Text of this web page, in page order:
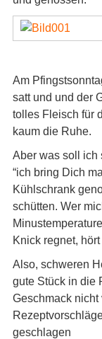
Am
satt und und der
tolles Fleisch für
kaum die Ruhe.
Aber was soll ich
“ich bring Dich
Kühlschrank
schütten. Wer
Knick regnet,
Also, schweren
gute Stück in die
Geschmack
geschlagen